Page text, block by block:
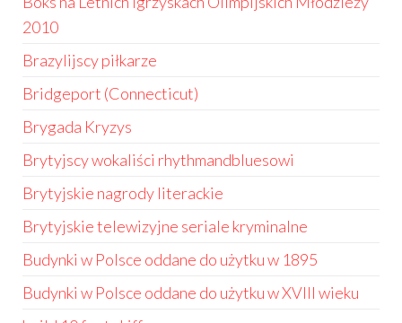
2010
Brazylijscy piłkarze
Bridgeport (Connecticut)
Brygada Kryzys
Brytyjscy wokaliści rhythmandbluesowi
Brytyjskie nagrody literackie
Brytyjskie telewizyjne seriale kryminalne
Budynki w Polsce oddane do użytku w 1895
Budynki w Polsce oddane do użytku w XVIII wieku